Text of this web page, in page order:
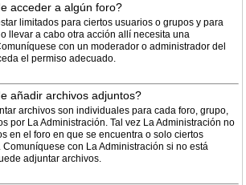
acceder a algún foro?
limitados para ciertos usuarios o grupos y para
llevar a cabo otra acción allí necesita una
con un moderador o administrador del
el permiso adecuado.
añadir archivos adjuntos?
archivos son individuales para cada foro, grupo,
por La Administración. Tal vez La Administración no
en el foro en que se encuentra o solo ciertos
con La Administración si no está
adjuntar archivos.